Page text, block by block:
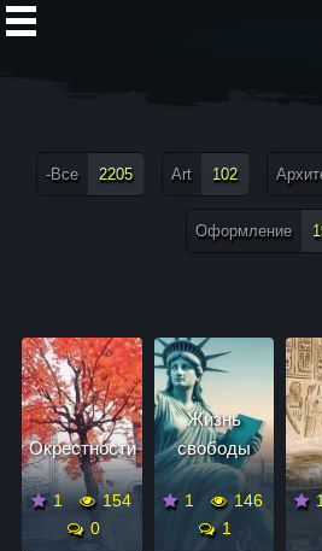
-Все 2205 Art 102
Оформление
Окрестности
1
154
0
Жизнь
свободы
1
146
1
1